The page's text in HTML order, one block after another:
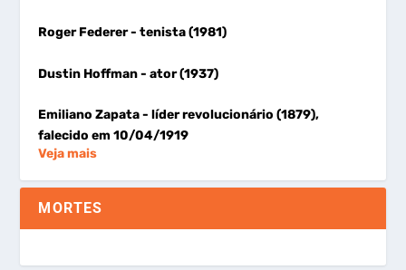
Roger Federer- tenista (1981)
Dustin Hoffman- ator (1937)
Emiliano Zapata- líder revolucionário (1879),
falecido em 10/04/1919
Veja mais
MORTES